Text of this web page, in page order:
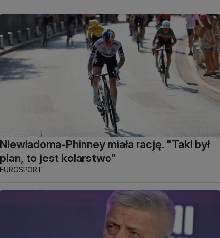
Niewiadoma-Phinney miała rację. "Taki był
plan, to jest kolarstwo"
EUROSPORT